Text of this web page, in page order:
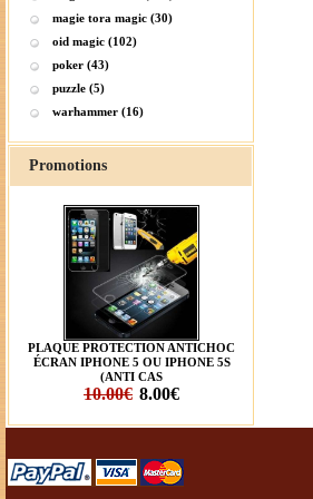
magie tora magic (30)
oid magic (102)
poker (43)
puzzle (5)
warhammer (16)
Promotions
PLAQUE PROTECTION ANTICHOC
ÉCRAN IPHONE 5 OU IPHONE 5S
(ANTI CAS
10.00€ 8.00€